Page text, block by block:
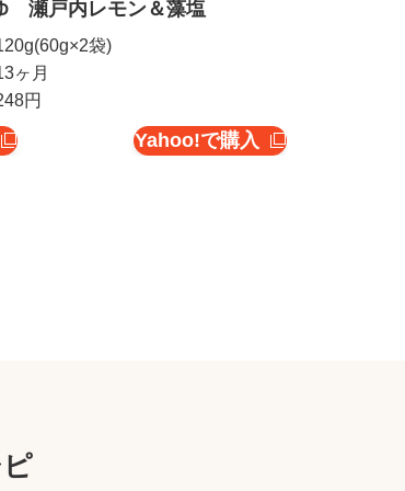
瀬戸内レモン＆藻塩
袋)
ヶ月
円
Yahoo!で購入